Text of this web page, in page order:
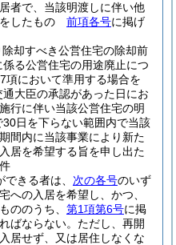
者で、当該明渡しに伴い他
したもの 前項各号に掲げ
却すべき公営住宅の除却前
る公営住宅の用途廃止につ
項において準用する場合を
大臣の承認があった日にお
行に伴い当該公営住宅の明
30日を下らない範囲内で当該
間内に当該事業により新た
居を希望する旨を申し出た
きる者は、 次の各号のいず
への入居を希望し、かつ、
ののうち、 第1項第6号に掲
ばならない。 ただし、再開
居せず、又は居住しなくな